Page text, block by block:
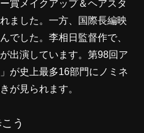
賞メイクアップ＆ヘアスタ
ました。一方、国際長編映
でした。李相日監督作で、
出演しています。第98回ア
が史上最多16部門にノミネ
が見られます。
う